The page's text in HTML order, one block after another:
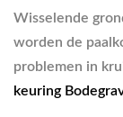
Wisselende
worden de
problemen in
keuring